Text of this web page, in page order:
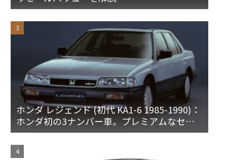
ホンダ レジェンド (初代 KA1-6 1985-1990)：
ホンダ初の3ナンバー車。プレミアムなセダ
ンとハードトップ